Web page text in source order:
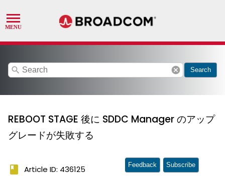
search cancel Search
REBOOT STAGE 後に SDDC Manager のアップ
グレードが失敗する
book Article ID: 436125 Feedback Subscribe